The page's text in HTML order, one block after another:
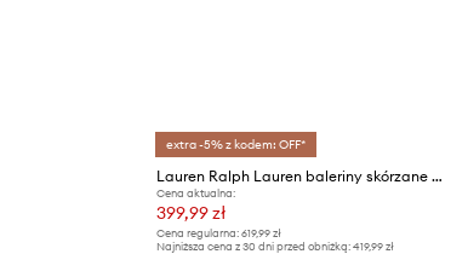
extra -5% z kodem: OFF*
Lauren Ralph Lauren baleriny skórzane Londyn
Cena aktualna:
399,99 zł
Cena regularna: 619,99 zł
Najniższa cena z 30 dni przed obniżką: 419,99 zł